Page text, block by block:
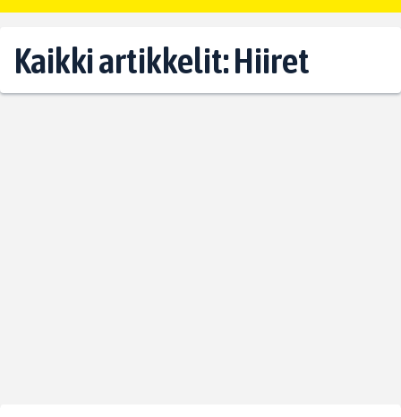
Kaikki artikkelit: Hiiret